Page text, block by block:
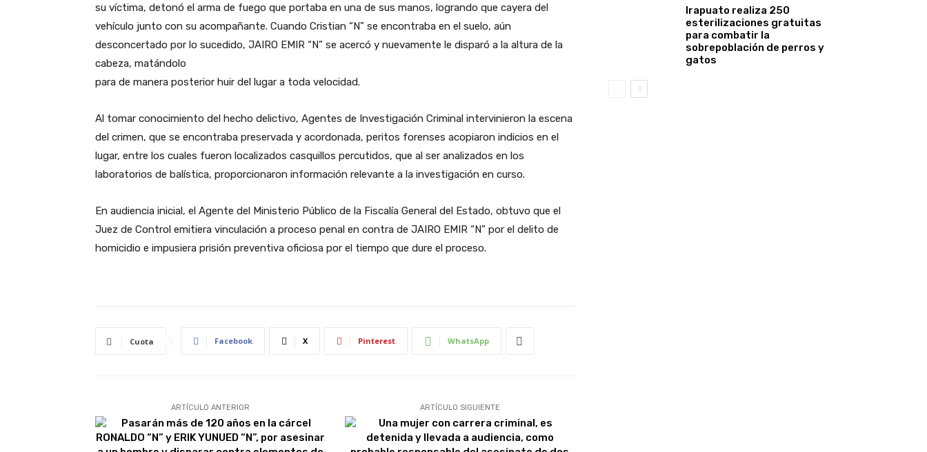
su víctima, detonó el arma de fuego que portaba en una de sus manos, logrando que cayera del
vehículo junto con su acompañante. Cuando Cristian “N” se encontraba en el suelo, aún
desconcertado por lo sucedido, JAIRO EMIR “N” se acercó y nuevamente le disparó a la altura de la
cabeza, matándolo
para de manera posterior huir del lugar a toda velocidad.
Al tomar conocimiento del hecho delictivo, Agentes de Investigación Criminal intervinieron la escena
del crimen, que se encontraba preservada y acordonada, peritos forenses acopiaron indicios en el
lugar, entre los cuales fueron localizados casquillos percutidos, que al ser analizados en los
laboratorios de balística, proporcionaron información relevante a la investigación en curso.
En audiencia inicial, el Agente del Ministerio Público de la Fiscalía General del Estado, obtuvo que el
Juez de Control emitiera vinculación a proceso penal en contra de JAIRO EMIR “N” por el delito de
homicidio e impusiera prisión preventiva oficiosa por el tiempo que dure el proceso.
Cuota Facebook X Pinterest WhatsApp
ARTÍCULO ANTERIOR ARTÍCULO SIGUIENTE
Irapuato realiza 250
esterilizaciones gratuitas
para combatir la
sobrepoblación de perros y
gatos